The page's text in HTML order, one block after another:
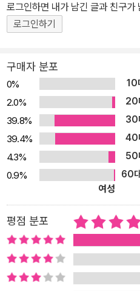
다. ‘재빠른’ 시리즈는 ‘첫 한글’로
리, 초등학교 입학 전 한글을 완벽
로그인하면 내가 남긴 글과 친구가
로그인하기
구매자 분포
0% 10
2.0%
20
39.8%
30
39.4%
40
4.3%
50
0.9%
60대
여성
평점 분포